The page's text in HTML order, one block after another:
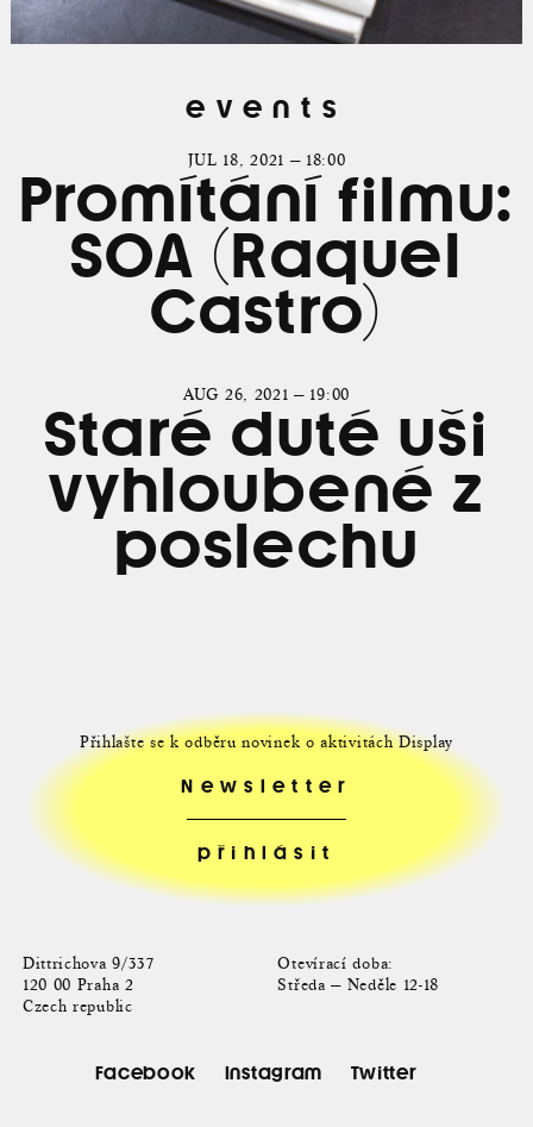
events
JUL 18, 2021 — 18:00
Promítání filmu:
SOA (Raquel
Castro)
AUG 26, 2021 — 19:00
Staré duté uši
vyhloubené z
poslechu
Dittrichova 9/337
120 00 Praha 2
Czech republic
Otevírací doba:
Středa — Neděle 12-18
Facebook Instagram Twitter
Přihlašte se k odběru novinek o aktivitách Display
Newsletter